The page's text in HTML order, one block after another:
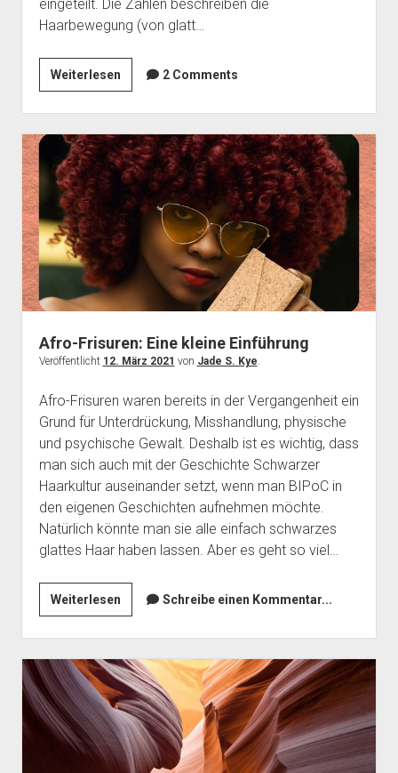
eingeteilt. Die Zahlen beschreiben die
Haarbewegung (von glatt…
WeiterlesenSchwarze
Haarstyles
–
Aussehen
und
Beschreibung
2 Comments
Afro-Frisuren: Eine kleine Einführung
Veröffentlicht 12. März 2021 von Jade S. Kye.
Afro-Frisuren waren bereits in der Vergangenheit ein
Grund für Unterdrückung, Misshandlung, physische
und psychische Gewalt. Deshalb ist es wichtig, dass
man sich auch mit der Geschichte Schwarzer
Haarkultur auseinander setzt, wenn man BIPoC in
den eigenen Geschichten aufnehmen möchte.
Natürlich könnte man sie alle einfach schwarzes
glattes Haar haben lassen. Aber es geht so viel…
WeiterlesenAfro-
Frisuren:
Eine
kleine
Einführung
Schreibe einen Kommentar...